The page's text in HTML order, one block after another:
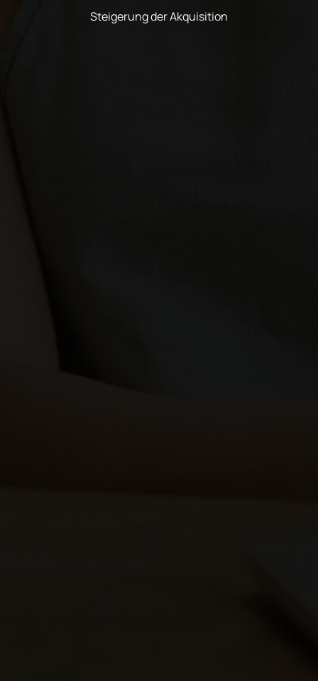
Steigerung der Akquisition